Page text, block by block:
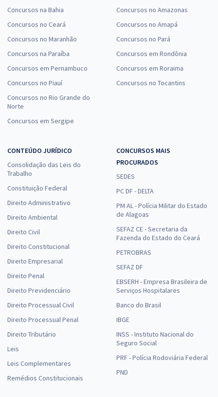
Concursos na Bahia
Concursos no Ceará
Concursos no Maranhão
Concursos na Paraíba
Concursos em Pernambuco
Concursos no Piauí
Concursos no Rio Grande do
Norte
Concursos em Sergipe
Concursos no Amazonas
Concursos no Amapá
Concursos no Pará
Concursos em Rondônia
Concursos em Roraima
Concursos no Tocantins
CONTEÚDO JURÍDICO
Consolidação das Leis do
Trabalho
Constituição Federal
Direito Administrativo
Direito Ambiental
Direito Civil
Direito Constitucional
Direito Empresarial
Direito Penal
Direito Previdenciário
Direito Processual Civil
Direito Processual Penal
Direito Tributário
Leis
Leis Complementares
Remédios Constitucionais
CONCURSOS MAIS
PROCURADOS
SEDES
PC DF - DELTA
PM AL - Polícia Militar do Estado
de Alagoas
SEFAZ CE - Secretaria da
Fazenda do Estado do Ceará
PETROBRAS
SEFAZ DF
EBSERH - Empresa Brasileira de
Serviços Hospitalares
Banco do Brasil
IBGE
INSS - Instituto Nacional do
Seguro Social
PRF - Polícia Rodoviária Federal
PND